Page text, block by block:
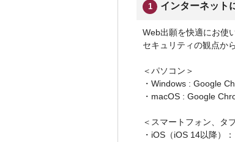
1 インターネット
Web出願を快適にお使
セキュリティの観点か
＜パソコン＞
・Windows : Google
・macOS : Google
＜スマートフォン、タ
・iOS（iOS 14以降）